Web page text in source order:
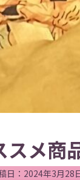
スメ商
日： 2024年3月28